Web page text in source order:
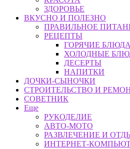
ЗДОРОВЬЕ
ВКУСНО И ПОЛЕЗНО
ПРАВИЛЬНОЕ
РЕЦЕПТЫ
ГОРЯЧИЕ
ХОЛОДНЫЕ
ДЕСЕРТЫ
НАПИТКИ
ДОЧКИ-СЫНОЧКИ
СТРОИТЕЛЬСТВО И
СОВЕТНИК
Еще
РУКОДЕЛИЕ
АВТО-МОТО
РАЗВЛЕЧЕНИЕ И
ИНТЕРНЕТ-